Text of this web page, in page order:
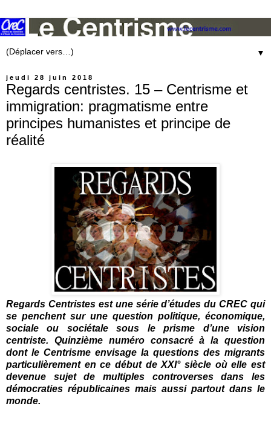
▼
jeudi 28 juin 2018
Regards centristes. 15 – Centrisme et
immigration: pragmatisme entre
principes humanistes et principe de
réalité
Regards Centristes est une série d’études du CREC qui
se penchent sur une question politique, économique,
sociale ou sociétale sous le prisme d’une vision
centriste. Quinzième numéro consacré à la question
dont le Centrisme envisage la questions des migrants
particulièrement en ce début de XXI° siècle où elle est
devenue sujet de multiples controverses dans les
démocraties républicaines mais aussi partout dans le
monde.